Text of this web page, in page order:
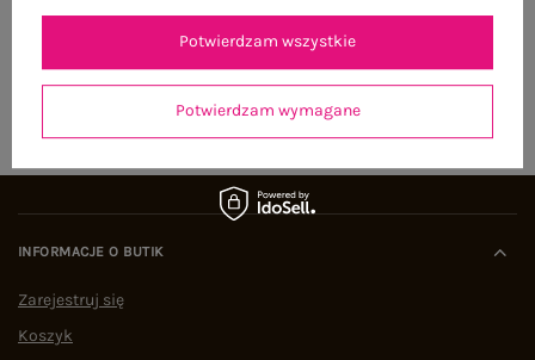
pierwsze zamówienie
INFORMACJE O BUTIK
Zarejestruj się
Koszyk
Potwierdzam wymagane
Potwierdzam wszystkie